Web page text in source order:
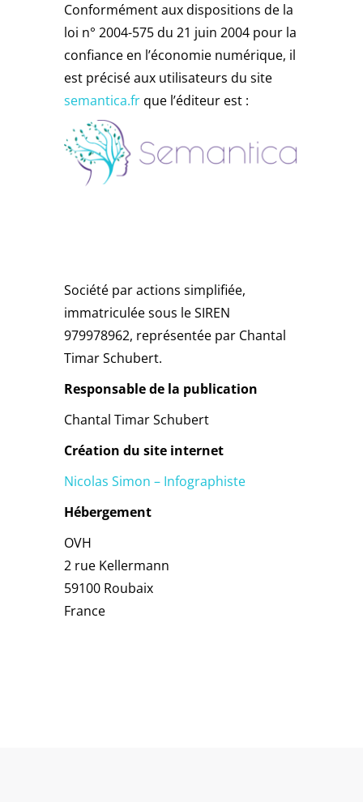
Conformément aux dispositions de la
loi n° 2004-575 du 21 juin 2004 pour la
confiance en l’économie numérique, il
est précisé aux utilisateurs du site
semantica.fr que l’éditeur est :
Société par actions simplifiée,
immatriculée sous le SIREN
979978962, représentée par Chantal
Timar Schubert.
Responsable de la publication
Chantal Timar Schubert
Création du site internet
Nicolas Simon – Infographiste
Hébergement
OVH
2 rue Kellermann
59100 Roubaix
France